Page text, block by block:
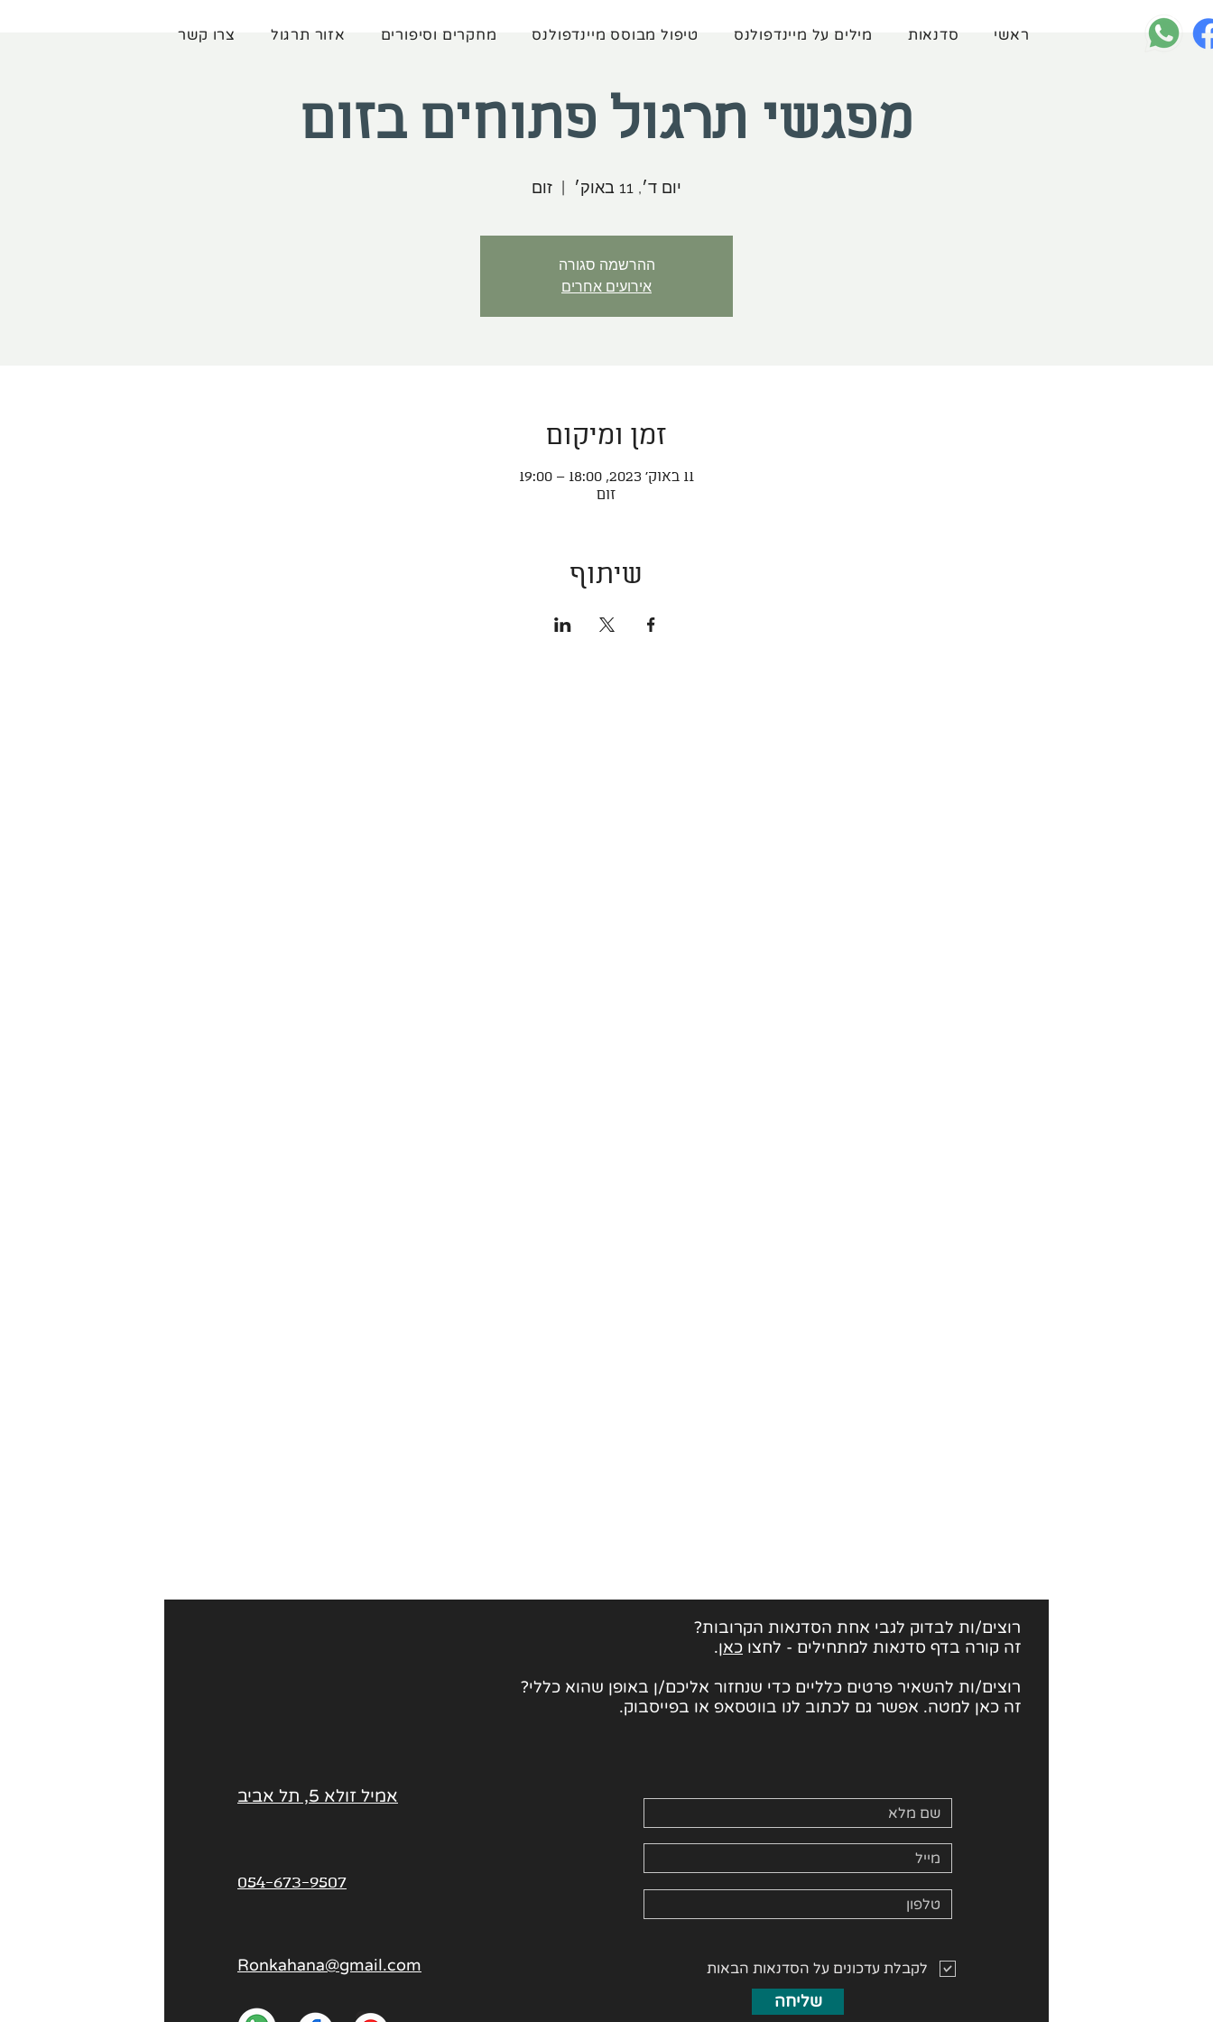
ראשי סדנאות מילים על מיינדפולנס טיפול מבוסס מיינדפולנס מחקרים וסיפורים אזור תרגול צרו קשר
מפגשי תרגול פתוחים בזום
יום ד׳, 11 באוק׳ זום
ההרשמה סגורה
אירועים אחרים
זמן ומיקום
11 באוק׳ 2023, 18:00 – 19:00
זום
שיתוף
אמיל זולא 5, תל אביב
054-673-9507
Ronkahana@gmail.com
רוצים/ות לבדוק לגבי אחת הסדנאות הקרובות?
זה קורה בדף סדנאות למתחילים - לחצו כאן.
רוצים/ות להשאיר פרטים כלליים כדי שנחזור אליכם/ן באופן שהוא כללי?
זה כאן למטה. אפשר גם לכתוב לנו בווטסאפ או בפייסבוק.
לקבלת עדכונים על הסדנאות הבאות
שליחה